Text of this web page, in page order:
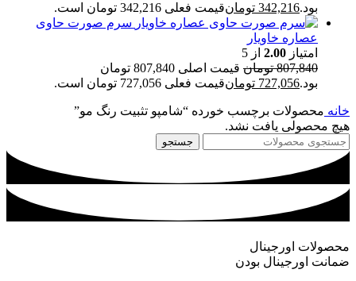
بود.342,216 تومانقیمت فعلی 342,216 تومان است.
سرم صورت حاوی
عصاره خاویار
امتیاز 2.00 از 5
807,840 تومان
قیمت اصلی 807,840 تومان
بود.727,056 تومانقیمت فعلی 727,056 تومان است.
خانه محصولات برچسب خورده “شامپو تثبیت رنگ مو”
هیچ محصولی یافت نشد.
جستجو
محصولات اورجینال
ضمانت اورجینال بودن